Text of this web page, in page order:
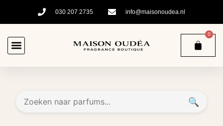
030 207 2735 info@maisonoudea.nl
0
🔍